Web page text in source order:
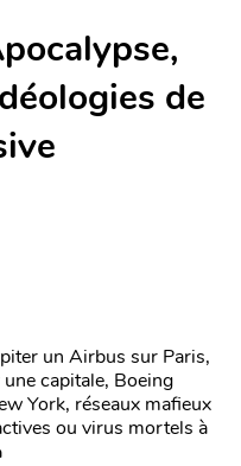
de
un Airbus sur Paris,
capitale, Boeing
York, réseaux mafieux
ou virus mortels à